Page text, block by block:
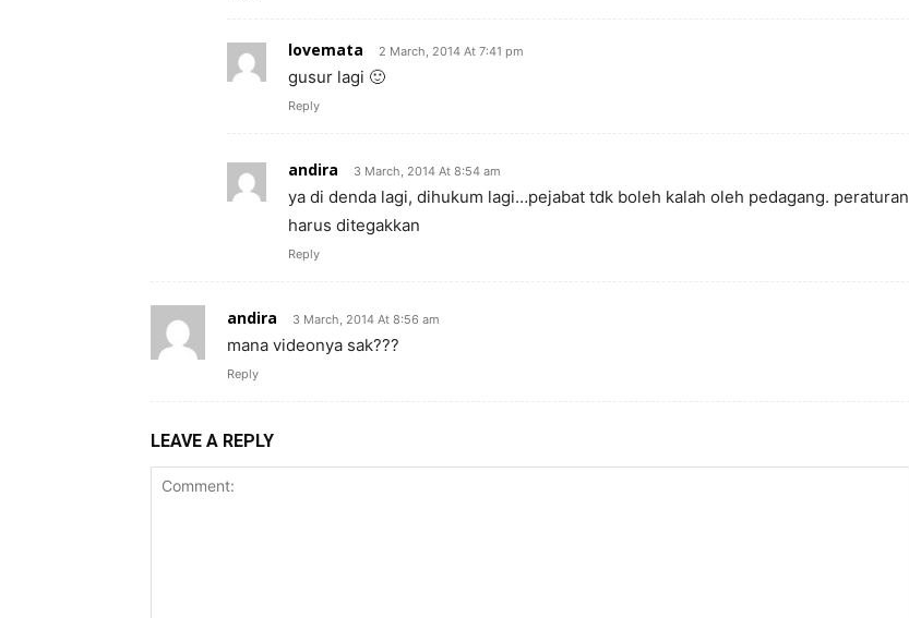
lovemata 2 March, 2014 At 7:41 pm
gusur lagi 🙂
Reply
andira 3 March, 2014 At 8:54 am
ya di denda lagi, dihukum lagi…pejabat tdk boleh kalah oleh pedagang. peraturan
harus ditegakkan
Reply
andira 3 March, 2014 At 8:56 am
mana videonya sak???
Reply
LEAVE A REPLY